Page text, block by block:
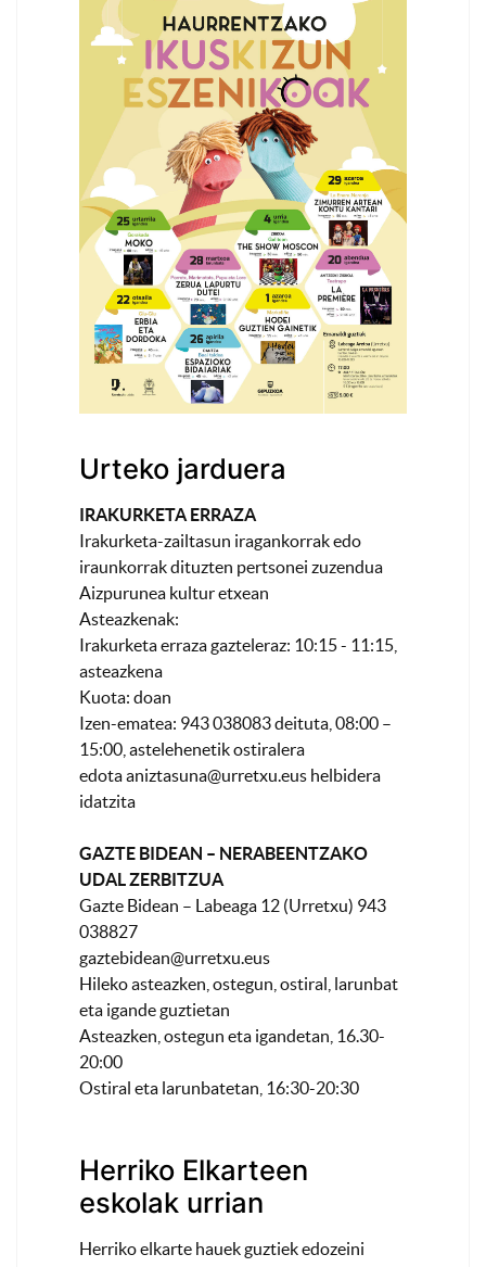
Urteko jarduera
IRAKURKETA ERRAZA
Irakurketa-zailtasun iragankorrak edo
iraunkorrak dituzten pertsonei zuzendua
Aizpurunea kultur etxean
Asteazkenak:
Irakurketa erraza gazteleraz: 10:15 - 11:15,
asteazkena
Kuota: doan
Izen-ematea: 943 038083 deituta, 08:00 –
15:00, astelehenetik ostiralera
edotaaniztasuna@urretxu.eus helbidera
idatzita
GAZTE BIDEAN – NERABEENTZAKO
UDAL ZERBITZUA
Gazte Bidean – Labeaga 12 (Urretxu) 943
038827
gaztebidean@urretxu.eus
Hileko asteazken, ostegun, ostiral, larunbat
eta igande guztietan
Asteazken, ostegun eta igandetan, 16.30-
20:00
Ostiral eta larunbatetan, 16:30-20:30
Herriko Elkarteen
eskolak urrian
Herriko elkarte hauek guztiek edozeini